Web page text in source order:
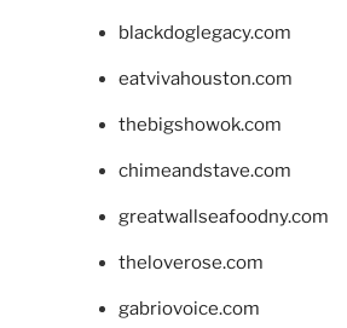
blackdoglegacy.com
eatvivahouston.com
thebigshowok.com
chimeandstave.com
greatwallseafoodny.com
theloverose.com
gabriovoice.com